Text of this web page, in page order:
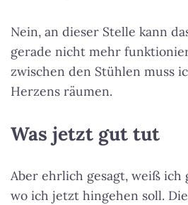
Nein, an dieser Stelle kann
gerade nicht mehr
zwischen den Stühlen muss
Herzens räumen.
Was jetzt gut tut
Aber ehrlich gesagt, weiß ich
wo ich jetzt hingehen soll.